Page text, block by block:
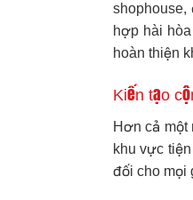
hợp hài
hoàn thiện
Kiến tạo
Hơn cả một
khu vực
đối cho mọi